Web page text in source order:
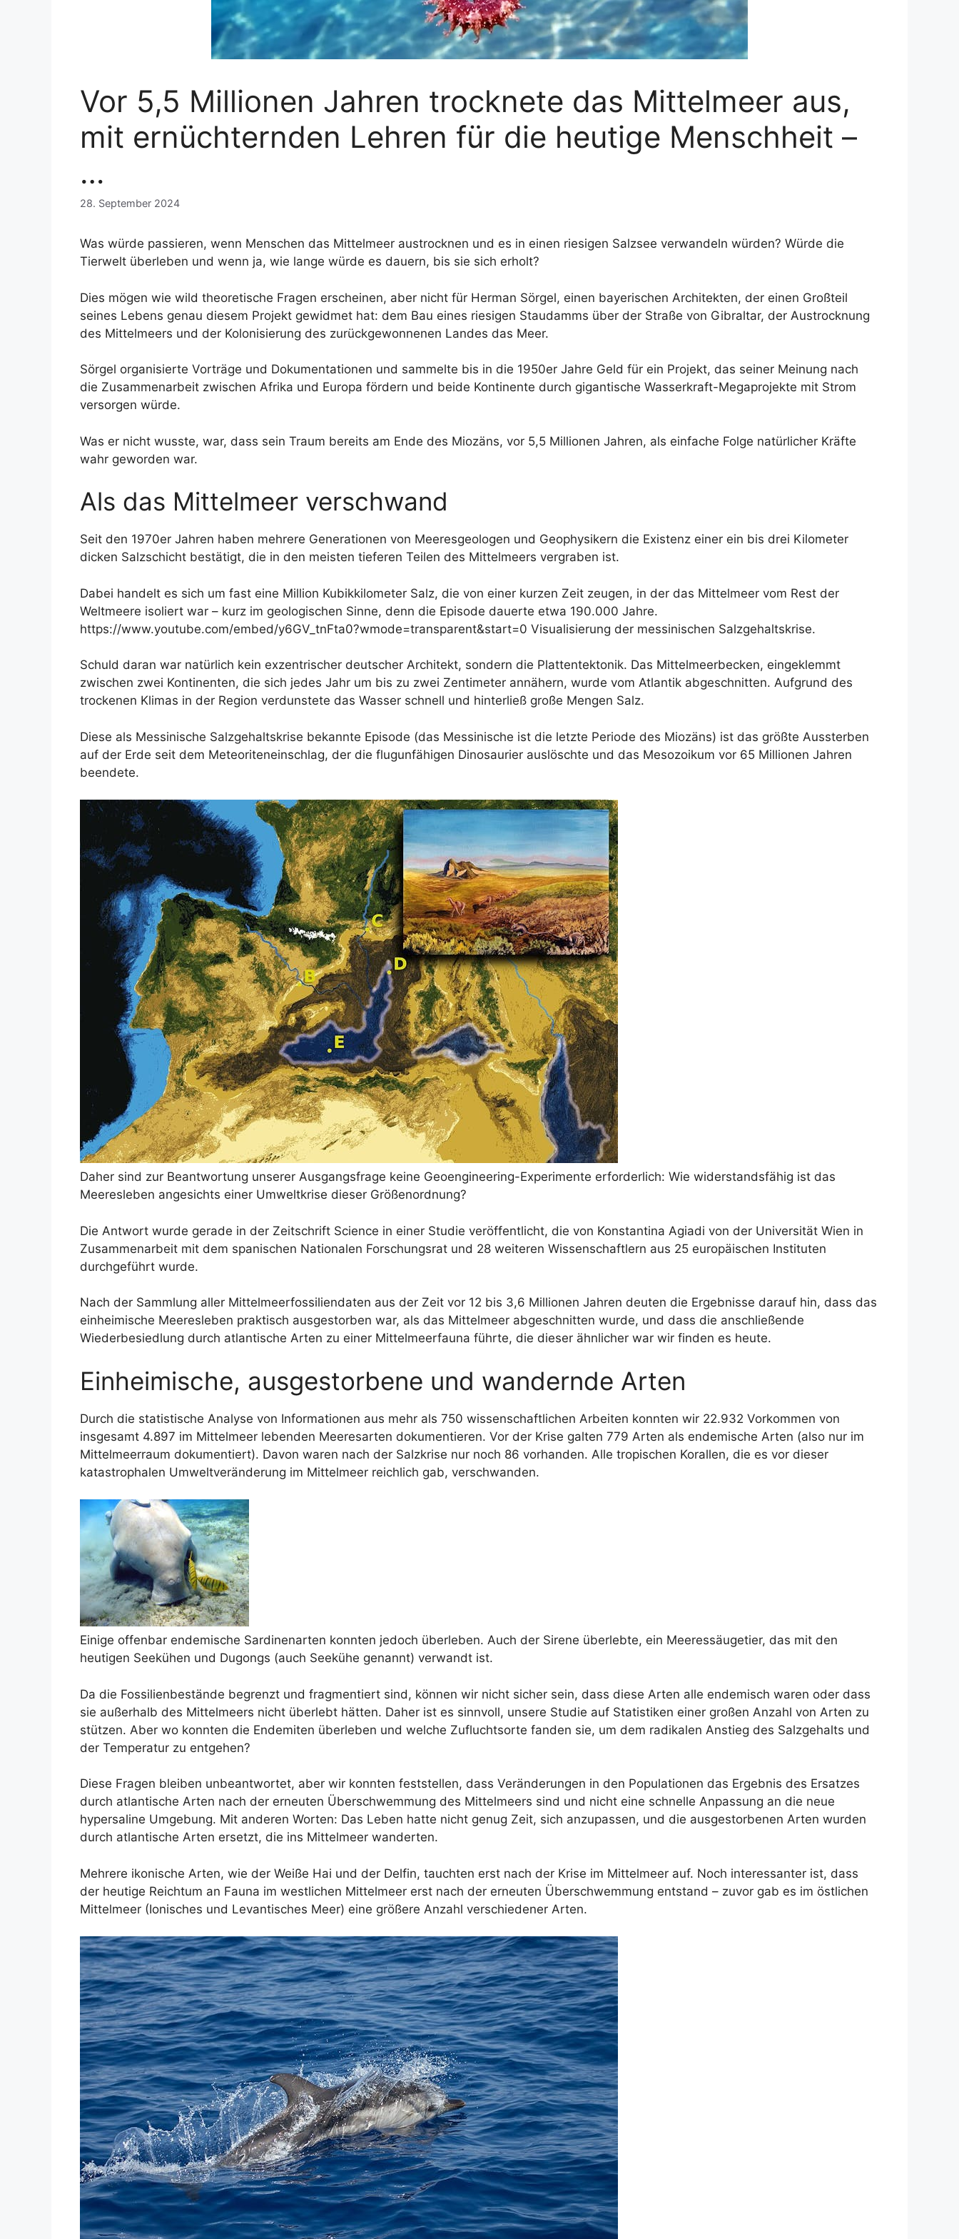
Vor 5,5 Millionen Jahren trocknete das Mittelmeer aus,
mit ernüchternden Lehren für die heutige Menschheit –
…
28. September 2024
Was würde passieren, wenn Menschen das Mittelmeer austrocknen und es in einen riesigen Salzsee verwandeln würden? Würde die
Tierwelt überleben und wenn ja, wie lange würde es dauern, bis sie sich erholt?
Dies mögen wie wild theoretische Fragen erscheinen, aber nicht für Herman Sörgel, einen bayerischen Architekten, der einen Großteil
seines Lebens genau diesem Projekt gewidmet hat: dem Bau eines riesigen Staudamms über der Straße von Gibraltar, der Austrocknung
des Mittelmeers und der Kolonisierung des zurückgewonnenen Landes das Meer.
Sörgel organisierte Vorträge und Dokumentationen und sammelte bis in die 1950er Jahre Geld für ein Projekt, das seiner Meinung nach
die Zusammenarbeit zwischen Afrika und Europa fördern und beide Kontinente durch gigantische Wasserkraft-Megaprojekte mit Strom
versorgen würde.
Was er nicht wusste, war, dass sein Traum bereits am Ende des Miozäns, vor 5,5 Millionen Jahren, als einfache Folge natürlicher Kräfte
wahr geworden war.
Als das Mittelmeer verschwand
Seit den 1970er Jahren haben mehrere Generationen von Meeresgeologen und Geophysikern die Existenz einer ein bis drei Kilometer
dicken Salzschicht bestätigt, die in den meisten tieferen Teilen des Mittelmeers vergraben ist.
Dabei handelt es sich um fast eine Million Kubikkilometer Salz, die von einer kurzen Zeit zeugen, in der das Mittelmeer vom Rest der
Weltmeere isoliert war – kurz im geologischen Sinne, denn die Episode dauerte etwa 190.000 Jahre.
https://www.youtube.com/embed/y6GV_tnFta0?wmode=transparent&start=0 Visualisierung der messinischen Salzgehaltskrise.
Schuld daran war natürlich kein exzentrischer deutscher Architekt, sondern die Plattentektonik. Das Mittelmeerbecken, eingeklemmt
zwischen zwei Kontinenten, die sich jedes Jahr um bis zu zwei Zentimeter annähern, wurde vom Atlantik abgeschnitten. Aufgrund des
trockenen Klimas in der Region verdunstete das Wasser schnell und hinterließ große Mengen Salz.
Diese als Messinische Salzgehaltskrise bekannte Episode (das Messinische ist die letzte Periode des Miozäns) ist das größte Aussterben
auf der Erde seit dem Meteoriteneinschlag, der die flugunfähigen Dinosaurier auslöschte und das Mesozoikum vor 65 Millionen Jahren
beendete.
Daher sind zur Beantwortung unserer Ausgangsfrage keine Geoengineering-Experimente erforderlich: Wie widerstandsfähig ist das
Meeresleben angesichts einer Umweltkrise dieser Größenordnung?
Die Antwort wurde gerade in der Zeitschrift Science in einer Studie veröffentlicht, die von Konstantina Agiadi von der Universität Wien in
Zusammenarbeit mit dem spanischen Nationalen Forschungsrat und 28 weiteren Wissenschaftlern aus 25 europäischen Instituten
durchgeführt wurde.
Nach der Sammlung aller Mittelmeerfossiliendaten aus der Zeit vor 12 bis 3,6 Millionen Jahren deuten die Ergebnisse darauf hin, dass das
einheimische Meeresleben praktisch ausgestorben war, als das Mittelmeer abgeschnitten wurde, und dass die anschließende
Wiederbesiedlung durch atlantische Arten zu einer Mittelmeerfauna führte, die dieser ähnlicher war wir finden es heute.
Einheimische, ausgestorbene und wandernde Arten
Durch die statistische Analyse von Informationen aus mehr als 750 wissenschaftlichen Arbeiten konnten wir 22.932 Vorkommen von
insgesamt 4.897 im Mittelmeer lebenden Meeresarten dokumentieren. Vor der Krise galten 779 Arten als endemische Arten (also nur im
Mittelmeerraum dokumentiert). Davon waren nach der Salzkrise nur noch 86 vorhanden. Alle tropischen Korallen, die es vor dieser
katastrophalen Umweltveränderung im Mittelmeer reichlich gab, verschwanden.
Einige offenbar endemische Sardinenarten konnten jedoch überleben. Auch der Sirene überlebte, ein Meeressäugetier, das mit den
heutigen Seekühen und Dugongs (auch Seekühe genannt) verwandt ist.
Da die Fossilienbestände begrenzt und fragmentiert sind, können wir nicht sicher sein, dass diese Arten alle endemisch waren oder dass
sie außerhalb des Mittelmeers nicht überlebt hätten. Daher ist es sinnvoll, unsere Studie auf Statistiken einer großen Anzahl von Arten zu
stützen. Aber wo konnten die Endemiten überleben und welche Zufluchtsorte fanden sie, um dem radikalen Anstieg des Salzgehalts und
der Temperatur zu entgehen?
Diese Fragen bleiben unbeantwortet, aber wir konnten feststellen, dass Veränderungen in den Populationen das Ergebnis des Ersatzes
durch atlantische Arten nach der erneuten Überschwemmung des Mittelmeers sind und nicht eine schnelle Anpassung an die neue
hypersaline Umgebung. Mit anderen Worten: Das Leben hatte nicht genug Zeit, sich anzupassen, und die ausgestorbenen Arten wurden
durch atlantische Arten ersetzt, die ins Mittelmeer wanderten.
Mehrere ikonische Arten, wie der Weiße Hai und der Delfin, tauchten erst nach der Krise im Mittelmeer auf. Noch interessanter ist, dass
der heutige Reichtum an Fauna im westlichen Mittelmeer erst nach der erneuten Überschwemmung entstand – zuvor gab es im östlichen
Mittelmeer (Ionisches und Levantisches Meer) eine größere Anzahl verschiedener Arten.